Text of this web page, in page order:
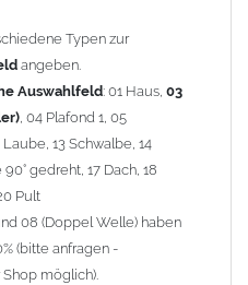
Kaminabdeckungenkönnen wir
wird kundenspezifisch
möglich!
Typen zur
angeben.
Auswahlfeld: 01 Haus, 03
, 04 Plafond 1, 05
Laube, 13 Schwalbe, 14
gedreht, 17 Dach, 18
Pult
08 (Doppel Welle) haben
(bitte anfragen -
möglich).